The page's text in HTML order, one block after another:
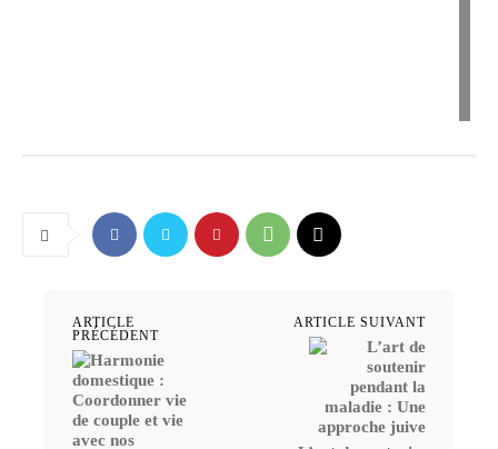
ARTICLE
PRÉCÉDENT
ARTICLE SUIVANT